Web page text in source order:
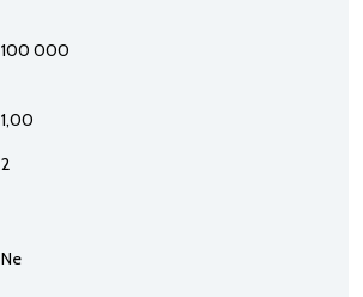
100 000
1,00
2
Ne